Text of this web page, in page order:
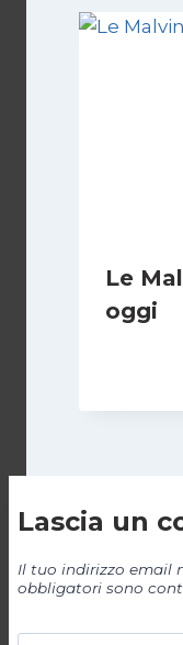
Le
oggi
Lascia un
Il tuo indirizzo email
obbligatori sono